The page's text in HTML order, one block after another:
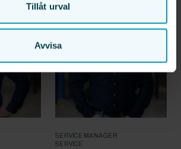
Tillåt urval
Avvisa
SERVICE MANAGER
SERVICE